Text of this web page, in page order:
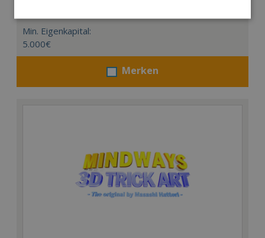
Min. Eigenkapital:
5.000€
Merken